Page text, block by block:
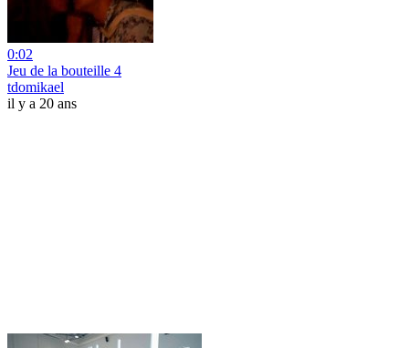
0:02
Jeu de la bouteille 4
tdomikael
il y a 20 ans